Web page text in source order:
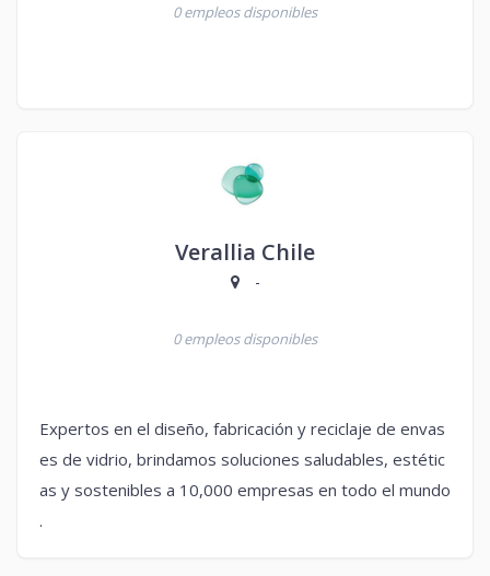
0 empleos disponibles
Verallia Chile
-
0 empleos disponibles
Expertos en el diseño, fabricación y reciclaje de envas
es de vidrio, brindamos soluciones saludables, estétic
as y sostenibles a 10,000 empresas en todo el mundo
.